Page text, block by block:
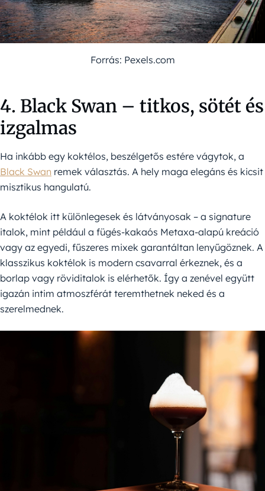
Forrás: Pexels.com
4. Black Swan – titkos, sötét és
izgalmas
Ha inkább egy koktélos, beszélgetős estére vágytok, a
Black Swan remek választás. A hely maga elegáns és kicsit
misztikus hangulatú.
A koktélok itt különlegesek és látványosak – a signature
italok, mint például a fügés-kakaós Metaxa-alapú kreáció
vagy az egyedi, fűszeres mixek garantáltan lenyűgöznek. A
klasszikus koktélok is modern csavarral érkeznek, és a
borlap vagy röviditalok is elérhetők. Így a zenével együtt
igazán intim atmoszférát teremthetnek neked és a
szerelmednek.